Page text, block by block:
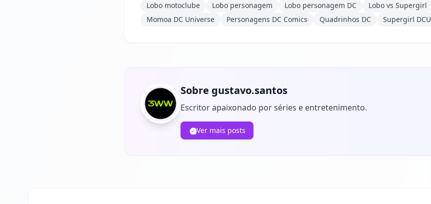
Lobo motoclube
Lobo personagem Lobo personagem DC Lobo vs Supergirl
Momoa DC Universe
Personagens DC Comics Quadrinhos DC Supergirl DCU
Sobre gustavo.santos
Escritor apaixonado por séries e entretenimento.
Ver mais posts